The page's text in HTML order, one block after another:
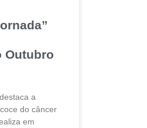
Outubro
a
do câncer
em